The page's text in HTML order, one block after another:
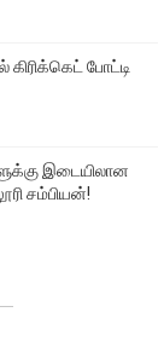
போட்டி
இடையிலான
சம்பியன்!